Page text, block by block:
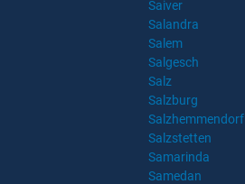
Saiver
Salandra
Salem
Salgesch
Salz
Salzburg
Salzhemmendorf
Salzstetten
Samarinda
Samedan